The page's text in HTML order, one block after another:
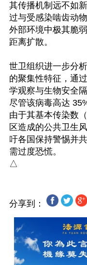
其传播机制远不如
过与受感染啮齿动
外部环境中极其脆
距离扩散。
世卫组织进一步分
的聚集性特征，通
学观察与生物安全
尽管该病毒高达
由于其基本传染数
区造成的公共卫生
吁各国保持警惕并
需过度恐慌。
分享到：